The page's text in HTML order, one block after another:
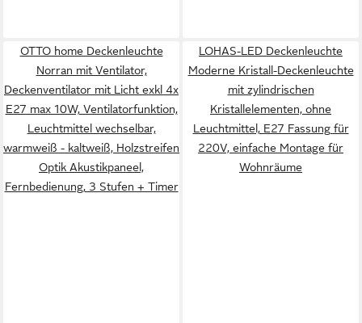
OTTO home Deckenleuchte
Norran mit Ventilator,
Deckenventilator mit Licht exkl 4x
E27 max 10W, Ventilatorfunktion,
Leuchtmittel wechselbar,
warmweiß - kaltweiß, Holzstreifen
Optik Akustikpaneel,
Fernbedienung, 3 Stufen + Timer
LOHAS-LED Deckenleuchte
Moderne Kristall-Deckenleuchte
mit zylindrischen
Kristallelementen, ohne
Leuchtmittel, E27 Fassung für
220V, einfache Montage für
Wohnräume